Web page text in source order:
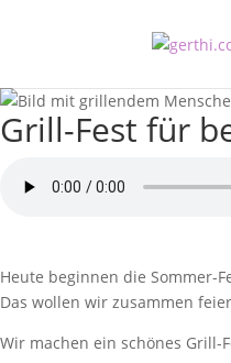
Grill-Fest für
Heute beginnen die Sommer-
Das wollen wir zusammen
Wir machen ein schönes Grill-